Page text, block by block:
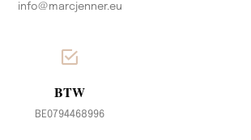
info@marcjenner.eu
BTW
BE0794468996